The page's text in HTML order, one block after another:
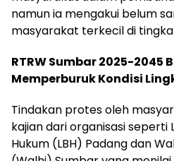
namun ia mengakui belum
masyarakat terkecil di
RTRW Sumbar 2025-2045
Memperburuk Kondisi
Tindakan protes oleh
kajian dari organisasi seperti
Hukum (LBH) Padang dan